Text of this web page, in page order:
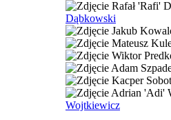
Dąbkowski
Wojtkiewicz